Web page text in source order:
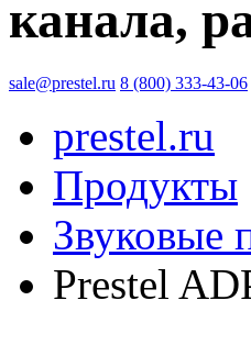
канала,
sale@prestel.ru 8 (800) 333-43-06
prestel.ru
Продукты
Звуковые
Prestel